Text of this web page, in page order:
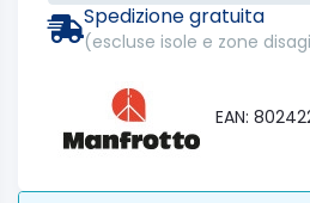
Spedizione gratuita
(escluse isole e zone
EAN: